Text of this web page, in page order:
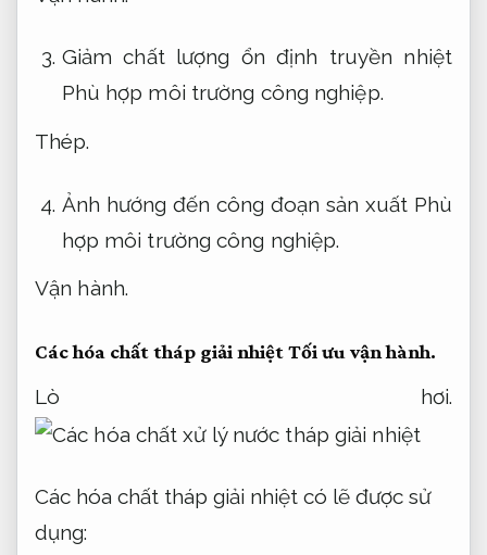
Giảm chất lượng ổn định truyền nhiệt
Phù hợp môi trường công nghiệp.
Thép.
Ảnh hướng đến công đoạn sản xuất Phù
hợp môi trường công nghiệp.
Vận hành.
Các hóa chất tháp giải nhiệtTối ưu vận hành.
Lò hơi.
Các hóa chất tháp giải nhiệt có lẽ được sử
dụng: